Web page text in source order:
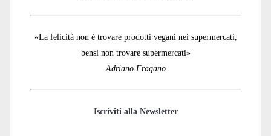
«La felicità non è trovare prodotti vegani nei supermercati,
bensì non trovare supermercati»
Adriano Fragano
Iscriviti alla Newsletter